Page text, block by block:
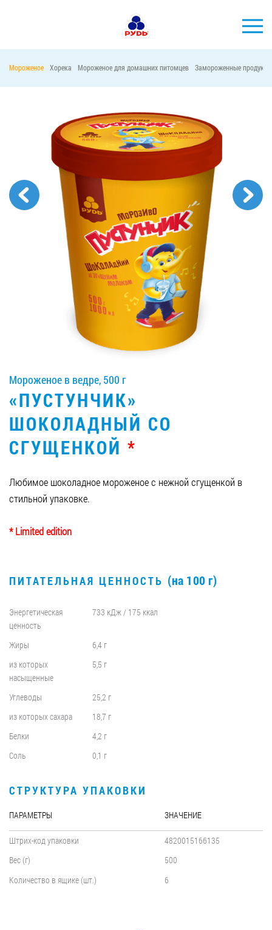
КОМПАНИЯ
ПОТРЕБИТЕЛЯМ
ПРЕСС-ЦЕНТР
ХОРЕКА
Тендерные закупки
Контакты
Вакансии
ЗАКАЗАТЬ ПРОДУКЦИЮ «РУДЬ»:
СТАТЬ ПАРТНЕРОМ
0412 48 28 17
0412 42 29 23
Мороженое Хорека Мороженое для домашних питомцев Замороженные продукты
Мороженое в ведре, 500 г
«ПУСТУНЧИК»
ШОКОЛАДНЫЙ СО
СГУЩЕНКОЙ *
Любимое шоколадное мороженое с нежной сгущенкой в
стильной упаковке.
* Limited edition
ПИТАТЕЛЬНАЯ ЦЕННОСТЬ (на 100 г)
Энергетическая
ценность
733 кДж / 175 ккал
Жиры
6,4 г
из которых
насыщенные
5,5 г
Углеводы
25,2 г
из которых сахара
18,7 г
Белки
4,2 г
Соль
0,1 г
СТРУКТУРА УПАКОВКИ
ПАРАМЕТРЫ ЗНАЧЕНИЕ
Штрих-код упаковки
4820015166135
Вес (г)
500
Количество в ящике (шт.)
6